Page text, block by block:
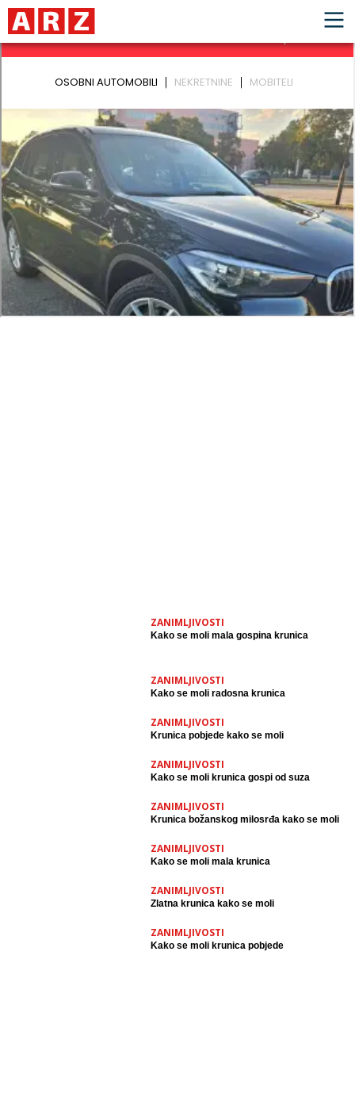
ZANIMLJIVOSTI
Kako se moli mala gospina krunica
ZANIMLJIVOSTI
Kako se moli radosna krunica
ZANIMLJIVOSTI
Krunica pobjede kako se moli
ZANIMLJIVOSTI
Kako se moli krunica gospi od suza
ZANIMLJIVOSTI
Krunica božanskog milosrđa kako se moli
ZANIMLJIVOSTI
Kako se moli mala krunica
ZANIMLJIVOSTI
Zlatna krunica kako se moli
ZANIMLJIVOSTI
Kako se moli krunica pobjede